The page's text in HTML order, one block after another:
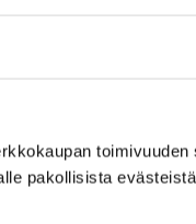
toimivuuden
pakollisista
anaaliseksin
päiviin!